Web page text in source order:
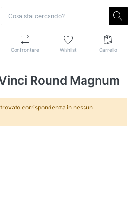
Confrontare Wishlist Carrello
Round Magnum
corrispondenza in nessun